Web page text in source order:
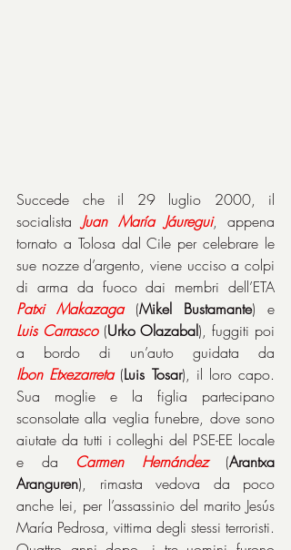
Succede che il 29 luglio 2000, il
socialista Juan María Jáuregui, appena
tornato a Tolosa dal Cile per celebrare le
sue nozze d’argento, viene ucciso a colpi
Patxi Makazaga (Mikel Bustamante
Luis Carrasco (Urko Olazabal), fuggiti poi
Ibon Etxezarreta (Luis Tosar), il loro capo.
Sua moglie e la figlia partecipano
sconsolate alla veglia funebre, dove sono
aiutate da tutti i colleghi del PSE-EE locale
e da Carmen Hernández (Arantxa
Aranguren), rimasta vedova da poco
anche lei, per l’assassinio del marito Jesús
María Pedrosa, vittima degli stessi terroristi.